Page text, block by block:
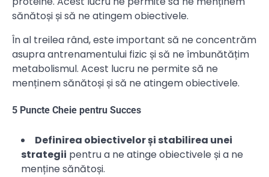
sănătoși și să ne atingem obiectivele.
În al treilea rând, este important să ne concentrăm
asupra antrenamentului fizic și să ne îmbunătățim
metabolismul. Acest lucru ne permite să ne
menținem sănătoși și să ne atingem obiectivele.
5 Puncte Cheie pentru Succes
Definirea obiectivelor și stabilirea unei
strategii pentru a ne atinge obiectivele și a ne
menține sănătoși.